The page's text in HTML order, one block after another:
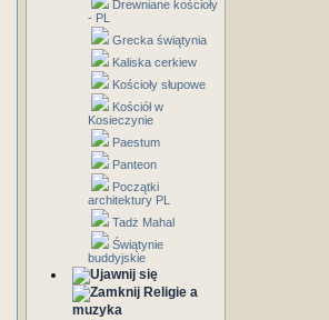
Drewniane kościoły
- PL
Grecka świątynia
Kaliska cerkiew
Kościoły słupowe
Kościół w
Kosieczynie
Paestum
Panteon
Początki
architektury PL
Tadż Mahal
Świątynie
buddyjskie
Religie a
muzyka